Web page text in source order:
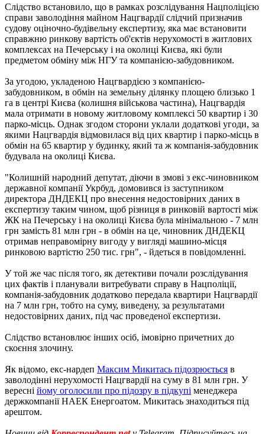
Слідство встановило, що в рамках розслідування Нацполіцією
справи заволодіння майном Нацгвардії слідчий призначив
судову оціночно-будівельну експертизу, яка має встановити
справжню ринкову вартість об'єктів нерухомості в житлових
комплексах на Печерську і на околиці Києва, які були
предметом обміну між НГУ та компанією-забудовником.
За угодою, укладеною Нацгвардією з компанією-
забудовником, в обмін на земельну ділянку площею близько 1
га в центрі Києва (колишня військова частина), Нацгвардія
мала отримати в новому житловому комплексі 50 квартир і 30
парко-місць. Однак згодом сторони уклали додаткові угоди, за
якими Нацгвардія відмовилася від цих квартир і парко-місць в
обмін на 65 квартир у будинку, який та ж компанія-забудовник
будувала на околиці Києва.
"Колишній народний депутат, діючи в змові з екс-чиновником
державної компанії Укрбуд, домовився із заступником
директора ДНДЕКЦ про внесення недостовірних даних в
експертизу таким чином, щоб різниця в ринковій вартості між
ЖК на Печерську і на околиці Києва була мінімальною - 7 млн
​​грн замість 81 млн грн - в обмін на це, чиновник ДНДЕКЦ
отримав неправомірну вигоду у вигляді машино-місця
ринковою вартістю 250 тис. грн", - йдеться в повідомленні.
У той же час після того, як детективи почали розслідування
цих фактів і планували витребувати справу в Нацполіції,
компанія-забудовник додатково передала квартири Нацгвардії
на 7 млн ​​грн, тобто на суму, виведену, за результатами
недостовірних даних, під час проведеної експертизи.
Слідство встановлює інших осіб, імовірно причетних до
скоєння злочину.
Як відомо, екс-нардеп Максим Микитась підозрюється в
заволодінні нерухомості Нацгвардії на суму в 81 млн грн. У
вересні йому оголосили про підозру в підкупі менеджера
держкомпанії НАЕК Енергоатом. Микитась знаходиться під
арештом.